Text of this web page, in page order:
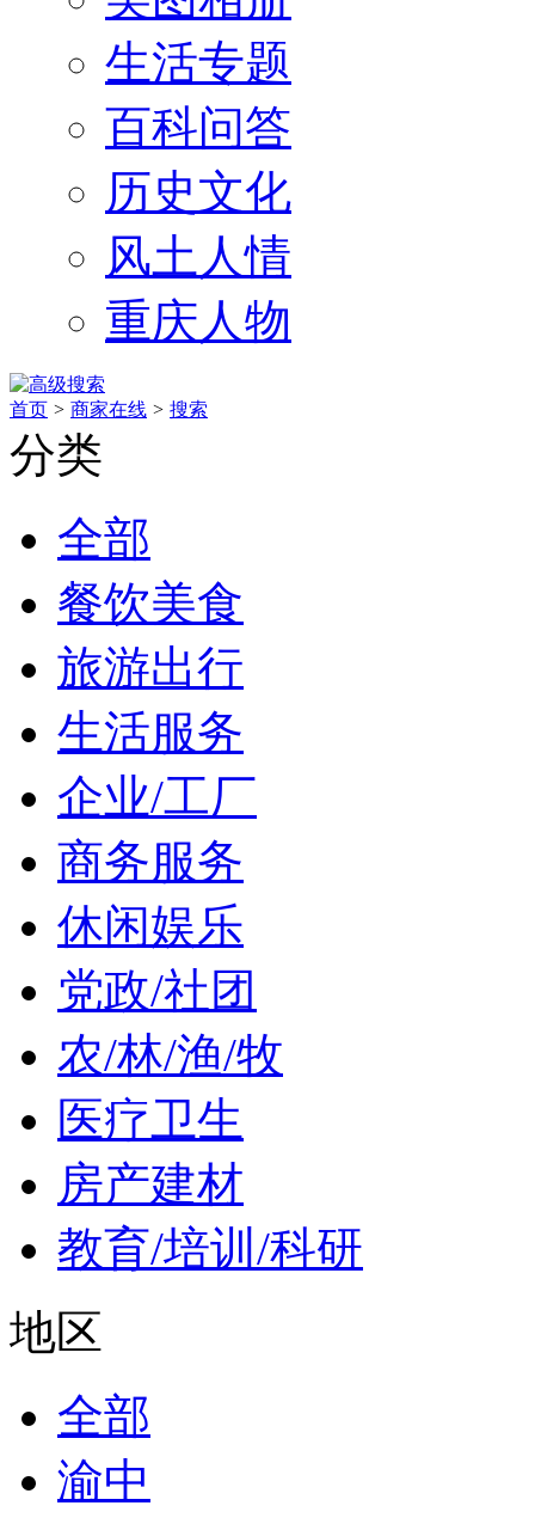
生活专题
百科问答
历史文化
风土人情
重庆人物
首页 > 商家在线 > 搜索
分类
全部
餐饮美食
旅游出行
生活服务
企业/工厂
商务服务
休闲娱乐
党政/社团
农/林/渔/牧
医疗卫生
房产建材
教育/培训/科研
地区
全部
渝中